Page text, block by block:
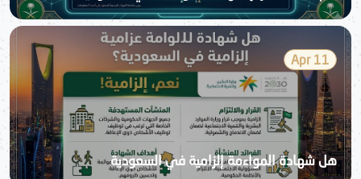
11 Apr
هل شهادة المواءمة إلزامية في السعودية